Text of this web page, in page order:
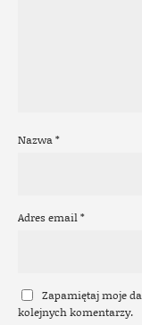
Nazwa*
Adres email*
Zapamiętaj moje
kolejnych komentarzy.